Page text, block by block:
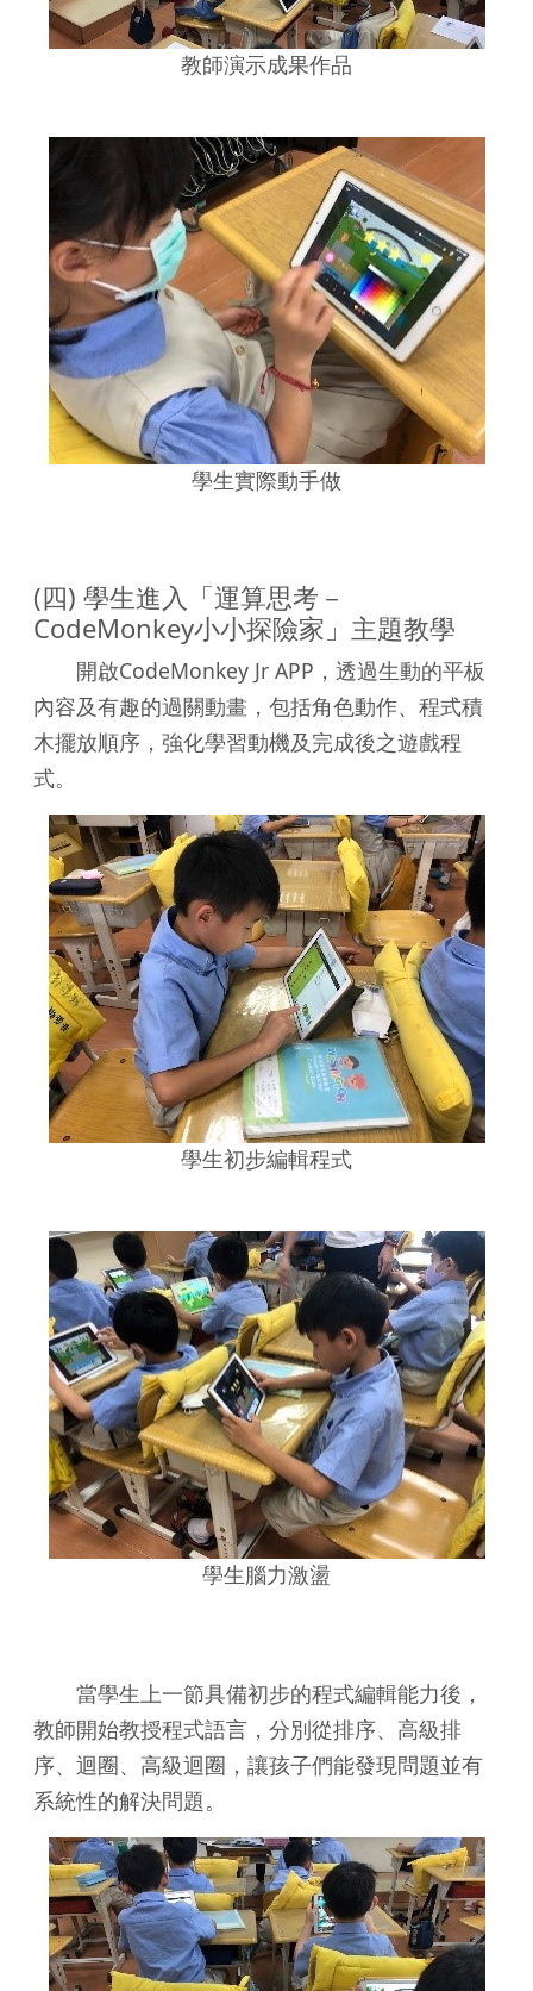
教師演示成果作品
學生實際動手做
(四) 學生進入「運算思考－
CodeMonkey小小探險家」主題教學
開啟CodeMonkey Jr APP，透過生動的平板
內容及有趣的過關動畫，包括角色動作、程式積
木擺放順序，強化學習動機及完成後之遊戲程
式。
學生初步編輯程式
學生腦力激盪
當學生上一節具備初步的程式編輯能力後，
教師開始教授程式語言，分別從排序、高級排
序、迴圈、高級迴圈，讓孩子們能發現問題並有
系統性的解決問題。